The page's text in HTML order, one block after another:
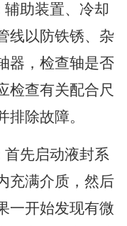
辅助装置、冷却
线以防铁锈、杂
器，检查轴是否
检查有关配合尺
除故障。
首先启动液封系
充满介质，然后
一开始发现有微